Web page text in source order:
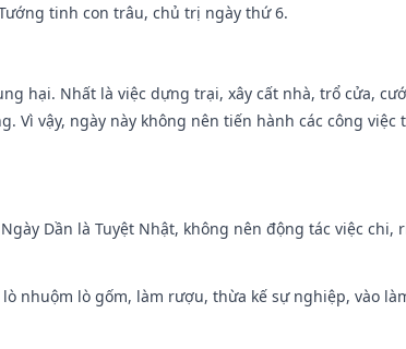
tinh con trâu, chủ trị ngày thứ 6.
hại. Nhất là việc dựng trại, xây cất nhà, trổ cửa,
Vì vậy, ngày này không nên tiến hành các công
Dần là Tuyệt Nhật, không nên động tác việc
nhuộm lò gốm, làm rượu, thừa kế sự nghiệp, vào